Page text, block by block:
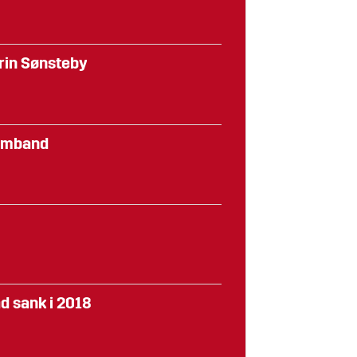
Sønsteby
sank i 2018